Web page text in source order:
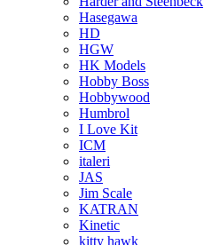
Hasegawa
HD
HGW
HK Models
Hobby Boss
Hobbywood
Humbrol
I Love Kit
ICM
italeri
JAS
Jim Scale
KATRAN
Kinetic
kitty hawk